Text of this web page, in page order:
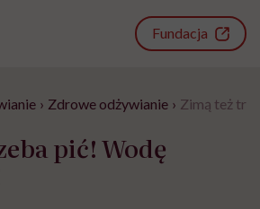
Fundacja
› Zdrowe odżywianie › Zimą też
pić! Wodę